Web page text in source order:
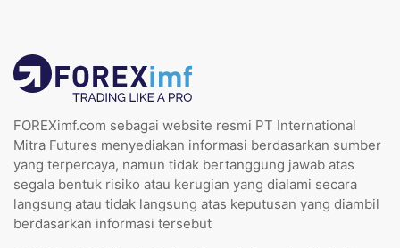
FOREXimf.com sebagai website resmi PT International
Mitra Futures menyediakan informasi berdasarkan sumber
yang terpercaya, namun tidak bertanggung jawab atas
segala bentuk risiko atau kerugian yang dialami secara
langsung atau tidak langsung atas keputusan yang diambil
berdasarkan informasi tersebut